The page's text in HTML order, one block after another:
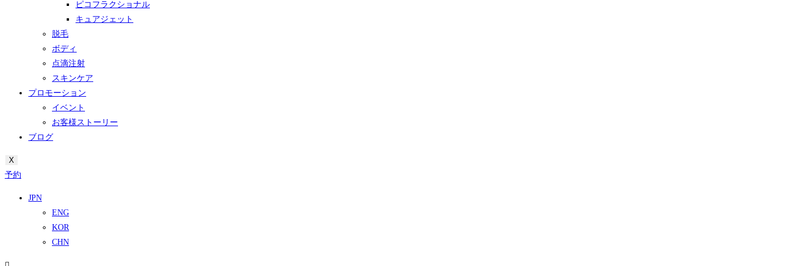
ピコフラクショナル
キュアジェット
脱毛
ボディ
点滴注射
スキンケア
プロモーション
イベント
お客様ストーリー
ブログ
X
予約
JPN
ENG
KOR
CHN